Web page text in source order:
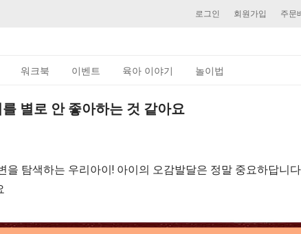
로그인 회원가입 주문
워크북 이벤트 육아 이야기 놀이법
별로 안 좋아하는 것 같아요
을 탐색하는 우리아이! 아이의 오감발달은 정말 중요하답니